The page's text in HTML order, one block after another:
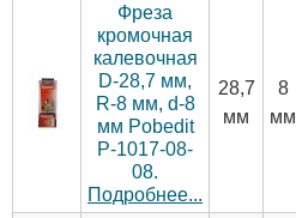
Фреза
кромочная
калевочная
D-28,7 мм,
R-8 мм, d-8
мм Pobedit
P-1017-08-
08.
Подробнее...
28,7
мм
8
мм